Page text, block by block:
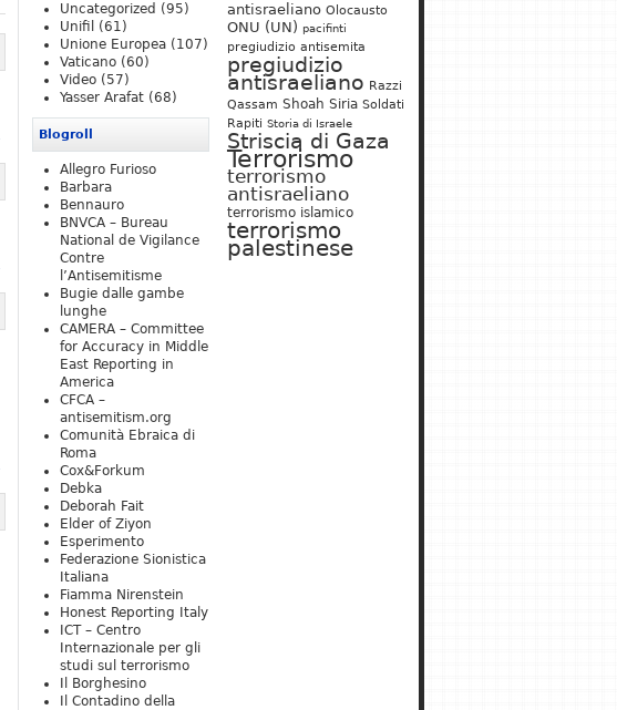
antisraeliano Olocausto
ONU (UN) pacifinti
pregiudizio antisemita
pregiudizio
antisraeliano Razzi
Qassam Shoah Siria Soldati
Rapiti Storia di Israele
Striscia di Gaza
Terrorismo
terrorismo
antisraeliano
terrorismo islamico
terrorismo
palestinese
Uncategorized (95)
Unifil
(61)
Unione Europea (107)
Vaticano (60)
Video (57)
Yasser Arafat (68)
Blogroll
Allegro Furioso
Barbara
Bennauro
BNVCA – Bureau
National de Vigilance
Contre
l’Antisemitisme
Bugie dalle gambe
lunghe
CAMERA – Committee
for Accuracy in Middle
East Reporting in
America
CFCA –
antisemitism.org
Comunità Ebraica di
Roma
Cox&Forkum
Debka
Deborah Fait
Elder of Ziyon
Esperimento
Federazione Sionistica
Italiana
Fiamma Nirenstein
Honest Reporting Italy
ICT – Centro
Internazionale per gli
studi sul terrorismo
Il Borghesino
Il Contadino della